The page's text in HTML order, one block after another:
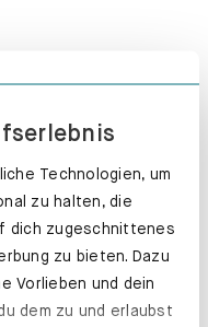
Technologien, um
zu halten, die
dich zugeschnittenes
zu bieten. Dazu
Vorlieben und dein
dem zu und erlaubst